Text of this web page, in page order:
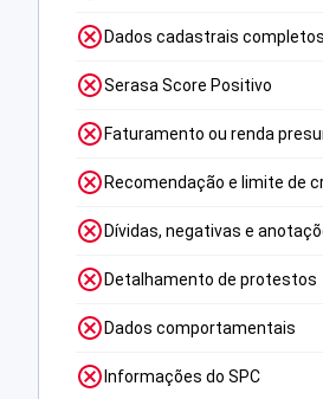
Dados cadastrais completos
Serasa Score Positivo
Faturamento ou renda
Recomendação e limite de
Dívidas, negativas e
Detalhamento de protestos
Dados comportamentais
Informações do SPC